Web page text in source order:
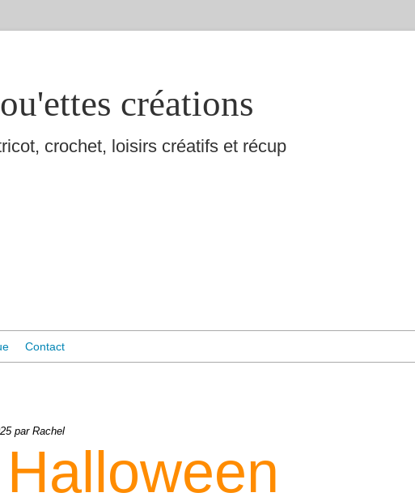
créations
crochet, loisirs créatifs et récup
Contact
par Rachel
Halloween